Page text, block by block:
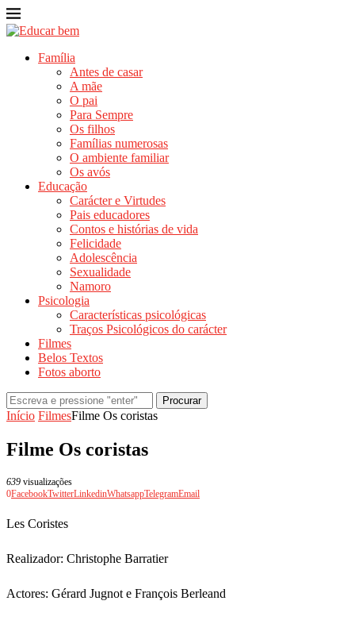
Família
Antes de casar
A mãe
O pai
Para Sempre
Os filhos
Famílias numerosas
O ambiente familiar
Os avós
Educação
Carácter e Virtudes
Pais educadores
Contos e histórias de vida
Felicidade
Adolescência
Sexualidade
Namoro
Psicologia
Características psicológicas
Traços Psicológicos do carácter
Filmes
Belos Textos
Fotos aborto
Procurar
Início FilmesFilme Os coristas
Filme Os coristas
639 visualizações
0FacebookTwitterLinkedinWhatsappTelegramEmail
Les Coristes
Realizador: Christophe Barratier
Actores: Gérard Jugnot e François Berleand